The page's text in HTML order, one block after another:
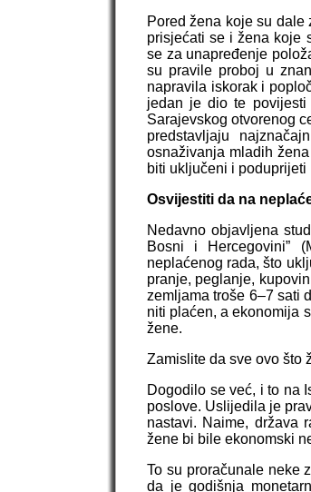
Pored žena koje su
prisjećati se i žena koje
se za unapređenje
su pravile proboj u
napravila iskorak i
jedan je dio te povijesti
Sarajevskog otvorenog
predstavljaju
osnaživanja mladih
biti uključeni i
Osvijestiti da na
Nedavno objavljena
Bosni i Hercegovini”
neplaćenog rada, što
pranje, peglanje,
zemljama troše 6–7 sati
niti plaćen, a ekonomija
žene.
Zamislite da sve ovo što
Dogodilo se već, i to na
poslove. Uslijedila je
nastavi. Naime, država
žene bi bile ekonomski
To su proračunale neke
da je godišnja